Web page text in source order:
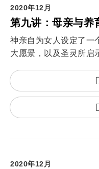
2020年12月
第九讲：母亲与养
神亲自为女人设定了一
大愿景，以及圣灵所启
2020年12月